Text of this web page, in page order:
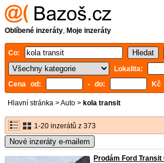
Oblíbené inzeráty, Moje inzeráty
Co:
Lokalita:
Cena od:
- do: Kč
Hlavní stránka >Auto > kola transit
1-20 inzerátů z 373
Nové inzeráty e-mailem
Prodám Ford Transit